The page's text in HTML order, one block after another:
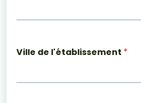
Ville de l'établissement *